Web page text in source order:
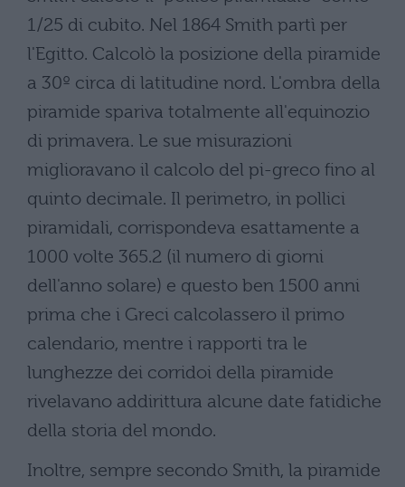
1/25 di cubito. Nel 1864 Smith partì per
l'Egitto. Calcolò la posizione della piramide
a 30º circa di latitudine nord. L'ombra della
piramide spariva totalmente all'equinozio
di primavera. Le sue misurazioni
miglioravano il calcolo del pi-greco fino al
quinto decimale. Il perimetro, in pollici
piramidali, corrispondeva esattamente a
1000 volte 365.2 (il numero di giorni
dell'anno solare) e questo ben 1500 anni
prima che i Greci calcolassero il primo
calendario, mentre i rapporti tra le
lunghezze dei corridoi della piramide
rivelavano addirittura alcune date fatidiche
della storia del mondo.
Inoltre, sempre secondo Smith, la piramide